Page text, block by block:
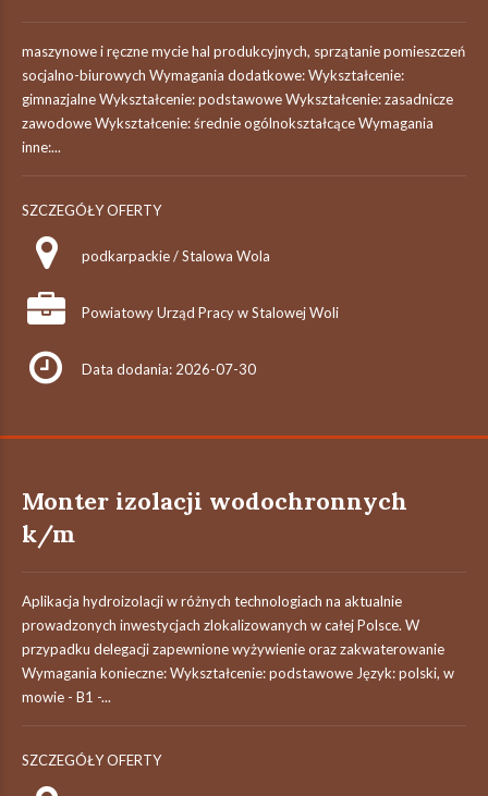
maszynowe i ręczne mycie hal produkcyjnych, sprzątanie pomieszczeń
socjalno-biurowych Wymagania dodatkowe: Wykształcenie:
gimnazjalne Wykształcenie: podstawowe Wykształcenie: zasadnicze
zawodowe Wykształcenie: średnie ogólnokształcące Wymagania
inne:...
SZCZEGÓŁY OFERTY
podkarpackie / Stalowa Wola
Powiatowy Urząd Pracy w Stalowej Woli
Data dodania: 2026-07-30
Monter izolacji wodochronnych
k/m
Aplikacja hydroizolacji w różnych technologiach na aktualnie
prowadzonych inwestycjach zlokalizowanych w całej Polsce. W
przypadku delegacji zapewnione wyżywienie oraz zakwaterowanie
Wymagania konieczne: Wykształcenie: podstawowe Język: polski, w
mowie - B1 -...
SZCZEGÓŁY OFERTY